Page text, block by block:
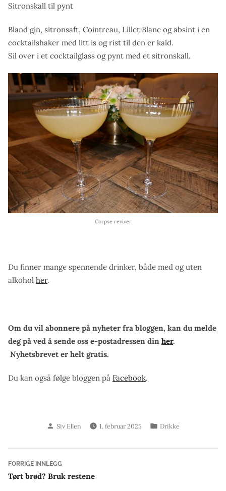
Sitronskall til pynt
Bland gin, sitronsaft, Cointreau, Lillet Blanc og absint i en
cocktailshaker med litt is og rist til den er kald.
Sil over i et cocktailglass og pynt med et sitronskall.
Corpse reviver
Du finner mange spennende drinker, både med og uten
alkohol her.
Om du vil abonnere på nyheter fra bloggen, kan du melde
deg på ved å sende oss e-postadressen din her.
Nyhetsbrevet er helt gratis.
Du kan også følge bloggen på Facebook.
Skrevet
Siv Ellen 1. februar 2025
Publisert
Drikke
Innleggsnavigasjon
FORRIGE INNLEGGForrige
innlegg:
Tørt brød? Bruk restene